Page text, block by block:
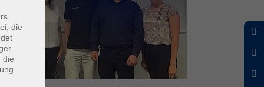
die
die